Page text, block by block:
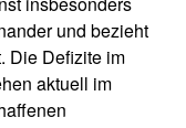
und bezieht
Die Defizite im
aktuell im